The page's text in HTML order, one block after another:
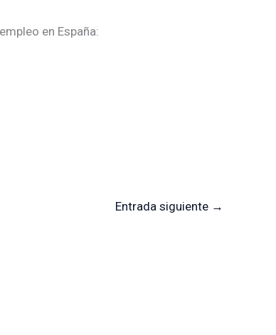
en España:
Entrada siguiente →